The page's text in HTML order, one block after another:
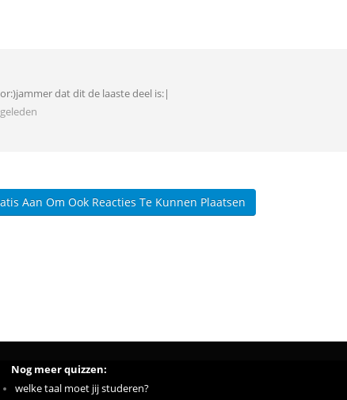
dat dit de laaste deel is:|
Aan Om Ook Reacties Te Kunnen Plaatsen
Nog meer quizzen:
welke taal moet jij studeren?